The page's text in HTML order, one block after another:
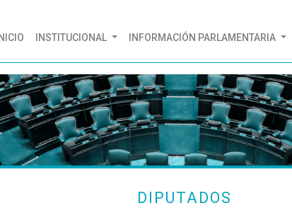
INICIO (CURRENT)
INSTITUCIONAL INFORMACIÓN PARLAMENTARIA
DIPUTADOS